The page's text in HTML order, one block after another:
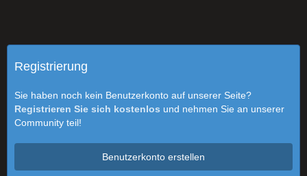
Registrierung
Sie haben noch kein Benutzerkonto auf unserer Seite?
Registrieren Sie sich kostenlos und nehmen Sie an unserer
Community teil!
Benutzerkonto erstellen